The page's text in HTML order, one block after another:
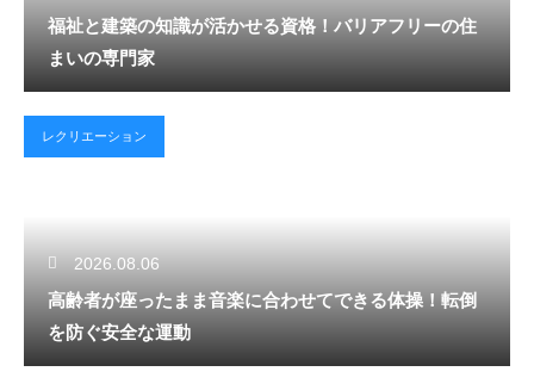
福祉と建築の知識が活かせる資格！バリアフリーの住
まいの専門家
レクリエーション
2026.08.06
高齢者が座ったまま音楽に合わせてできる体操！転倒
を防ぐ安全な運動